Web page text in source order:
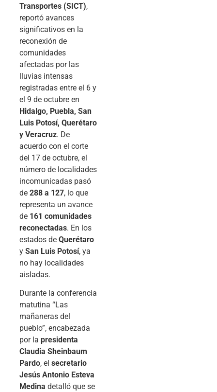
Transportes (SICT),
reportó avances
significativos en la
reconexión de
comunidades
afectadas por las
lluvias intensas
registradas entre el 6 y
el 9 de octubre en
Hidalgo, Puebla, San
Luis Potosí, Querétaro
y Veracruz. De
acuerdo con el corte
del 17 de octubre, el
número de localidades
incomunicadas pasó
de 288 a 127, lo que
representa un avance
de 161 comunidades
reconectadas. En los
estados de Querétaro
y San Luis Potosí, ya
no hay localidades
aisladas.
Durante la conferencia
matutina “Las
mañaneras del
pueblo”, encabezada
por la presidenta
Claudia Sheinbaum
Pardo, el secretario
Jesús Antonio Esteva
Medina detalló que se